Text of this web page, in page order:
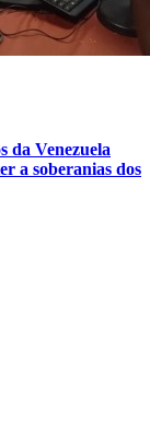
da Venezuela
a soberanias dos